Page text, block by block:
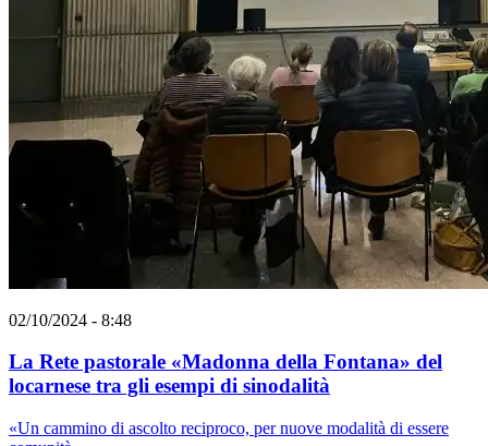
02/10/2024 - 8:48
La Rete pastorale «Madonna della Fontana» del
locarnese tra gli esempi di sinodalità
«Un cammino di ascolto reciproco, per nuove modalità di essere